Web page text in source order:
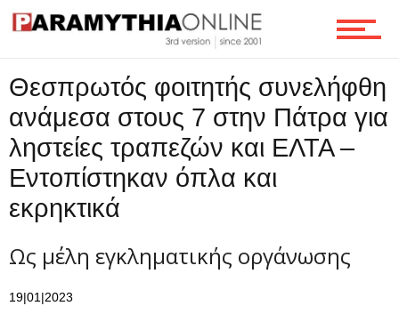
Επικοινωνία
Θεσπρωτός φοιτητής συνελήφθη
ανάμεσα στους 7 στην Πάτρα για
ληστείες τραπεζών και ΕΛΤΑ –
Εντοπίστηκαν όπλα και
εκρηκτικά
Ως μέλη εγκληματικής οργάνωσης
19|01|2023